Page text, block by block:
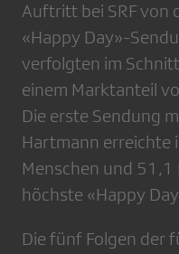
Auftritt bei SRF von
«Happy Day»-
verfolgten im
einem Marktanteil
Die erste Sendung
Hartmann erreichte
Menschen und 51,1
höchste «Happy
Die fünf Folgen der